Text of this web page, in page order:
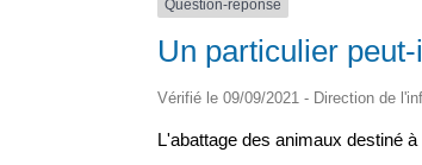
Question-réponse
Un particulier
Vérifié le 09/09/2021 - Direction de
L'abattage des animaux destiné